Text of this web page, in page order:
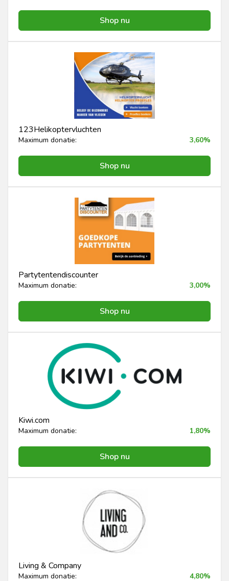
Shop nu
123Helikoptervluchten
Maximum donatie: 3,60%
Shop nu
Partytentendiscounter
Maximum donatie: 3,00%
Shop nu
Kiwi.com
Maximum donatie: 1,80%
Shop nu
Living & Company
Maximum donatie: 4,80%